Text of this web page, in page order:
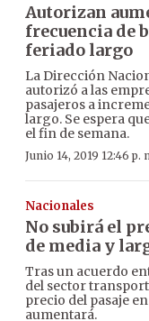
Autorizan
frecuencia de
feriado largo
La Dirección
autorizó a las
pasajeros a
largo. Se espera
el fin de semana.
Junio 14, 2019 12:46 p.
Nacionales
No subirá el
de media y
Tras un acuerdo
del sector
precio del pasaje
aumentará.